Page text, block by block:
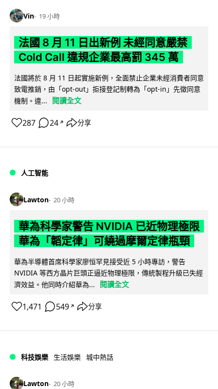
Vin 19 小時
法國 8 月 11 日出新例 未經同意嚴禁
Cold Call 違規企業最高罰 345 萬
法國將於 8 月 11 日起實施新例，全面禁止企業未經消費者同意
致電推銷，由「opt-out」拒接登記制轉為「opt-in」先徵同意
機制。違...
閱讀全文
287 24 ↗ 分享
人工智能
Lawton 20 小時
華為科學家警告 NVIDIA 已近物理極限
華為「韜定律」可繞過摩爾定律瓶頸
華為半導體首席科學家廖恒罕見接受近 5 小時專訪，警告
NVIDIA 等西方晶片巨頭正逼近物理極限，傳統製程升級已失經
濟效益。他同時介紹華為...
閱讀全文
1,471 549 ↗ 分享
科技娛樂 生活娛樂 城中熱話
Lawton 20 小時